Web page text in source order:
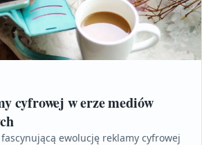
cyfrowej w erze mediów
ewolucję reklamy cyfrowej